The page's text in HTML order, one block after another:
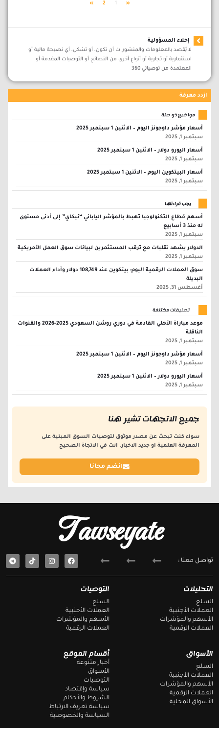
«
1
2
»
إخلاء المسؤولية
لا يُقصد بالمعلومات والمنشورات أن تكون، أو تشكل، أي نصيحة مالية أو
استثمارية أو تجارية أو أنواع أخرى من النصائح أو التوصيات المقدمة أو
المعتمدة من توصياتي 360
ازدد معرفة
مواضيع ذو صلة
أسعار مؤشر داوجونز اليوم – الاثنين 1 سبتمبر 2025
سبتمبر 1, 2025
أسعار اليورو دولار – الاثنين 1 سبتمبر 2025
سبتمبر 1, 2025
أسعار البيتكوين اليوم – الاثنين 1 سبتمبر 2025
سبتمبر 1, 2025
يجب قراءتها
أسهم قطاع التكنولوجيا تهبط بالمؤشر الياباني “نيكاي” إلى أدنى مستوى
له منذ 3 أسابيع
سبتمبر 1, 2025
الدولار يشهد تقلبات مع ترقب المستثمرين لبيانات سوق العمل الأمريكية
سبتمبر 1, 2025
سوق العملات الرقمية اليوم: بيتكوين عند 108,749 دولار وأداء العملات
البديلة
أغسطس 31, 2025
تصنيفات مختلفة
موعد مباراة الأهلي القادمة في دوري روشن السعودي 2025-2026 والقنوات
الناقلة
سبتمبر 1, 2025
أسعار مؤشر داوجونز اليوم – الاثنين 1 سبتمبر 2025
سبتمبر 1, 2025
أسعار اليورو دولار – الاثنين 1 سبتمبر 2025
سبتمبر 1, 2025
جميع الاتجهات تشير هنا
سواء كنت تبحث عن مصدر موثوق لتوصيات السوق المبنية على
المعرفة العلمية او جديد الاخبار. انت في الاتجاة الصحيح
انضم مجانا
أقسام الموقع
أخبار متنوعة
الأسواق
التوصيات
سياسة وإقتصاد
الشروط والأحكام
سياسة تعريف الارتباط
السياسة والخصوصية
الأسواق
السلع
العملات الأجنبية
الأسهم والمؤشرات
العملات الرقمية
الأسواق المحلية
التوصيات
السلع
العملات الأجنبية
الأسهم والمؤشرات
العملات الرقمية
التحليلات
السلع
العملات الأجنبية
الأسهم والمؤشرات
العملات الرقمية
Tawseyate
تواصل معنا :
F
a
e
T
e
e